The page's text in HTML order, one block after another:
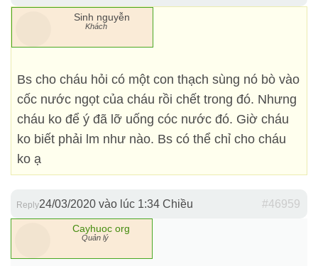
Sinh nguyễn
Khách
Bs cho cháu hỏi có một con thạch sùng nó bò vào
cốc nước ngọt của cháu rồi chết trong đó. Nhưng
cháu ko để ý đã lỡ uống cóc nước đó. Giờ cháu
ko biết phải lm như nào. Bs có thể chỉ cho cháu
ko ạ
24/03/2020 vào lúc 1:34 Chiều #46959
Reply
Cayhuoc org
Quản lý